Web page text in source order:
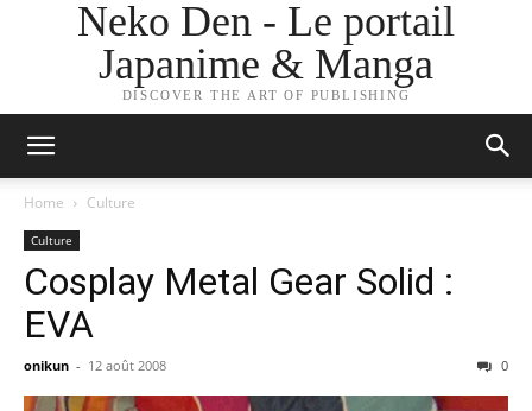
Neko Den - Le portail
Japanime & Manga
DISCOVER THE ART OF PUBLISHING
Home Culture
Culture
Cosplay Metal Gear Solid :
EVA
onikun - 12 août 2008 0